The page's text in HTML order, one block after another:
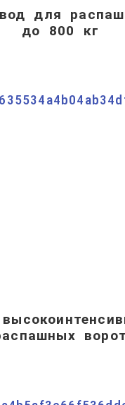
для
до 800 кг